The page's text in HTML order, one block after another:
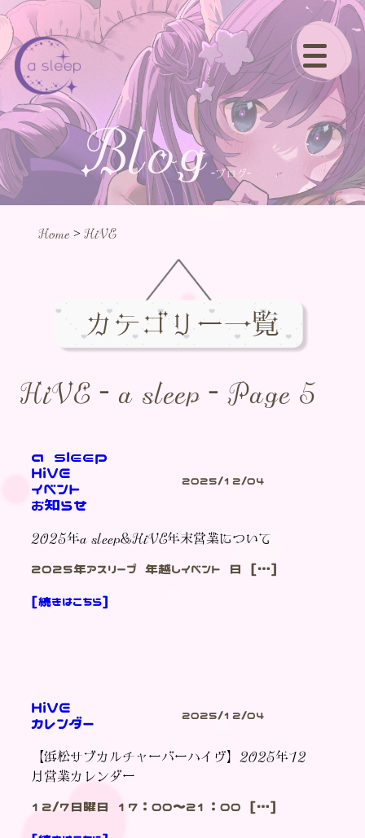
Blog -ブログ-
Home >HiVE
カテゴリー一覧
HiVE - a sleep - Page 5
a sleep
HiVE
イベント
お知らせ
2025/12/04
2025年a sleep&HiVE年末営業について
2025年アスリープ 年越しイベント 日 […]
[続きはこちら]
HiVE
カレンダー
2025/12/04
【浜松サブカルチャーバーハイヴ】2025年12
月営業カレンダー
12/7日曜日 17：00～21：00 […]